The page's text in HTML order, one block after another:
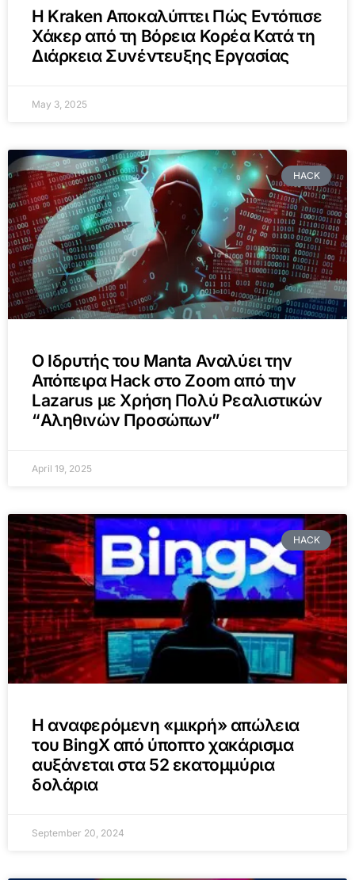
Η Kraken Αποκαλύπτει Πώς Εντόπισε
Χάκερ από τη Βόρεια Κορέα Κατά τη
Διάρκεια Συνέντευξης Εργασίας
May 3, 2025
HACK
Ο Ιδρυτής του Manta Αναλύει την
Απόπειρα Hack στο Zoom από την
Lazarus με Χρήση Πολύ Ρεαλιστικών
“Αληθινών Προσώπων”
April 19, 2025
HACK
Η αναφερόμενη «μικρή» απώλεια
του BingX από ύποπτο χακάρισμα
αυξάνεται στα 52 εκατομμύρια
δολάρια
September 20, 2024